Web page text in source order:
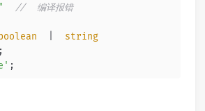
//  编译报错
string
;
;